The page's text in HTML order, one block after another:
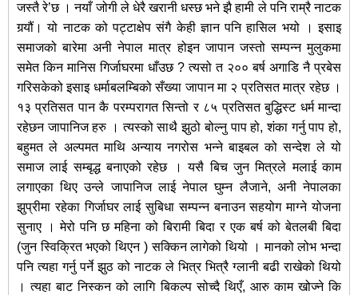
जस्तै रे’छ । नयाँ जोगी ले धेरै खरानी धस्छ भने झै हामी ले पनि राम्रै नाटक
गर्‍यौं। यो नाटक को पट्टाक्षेप संगै केही ज्ञान पनि हासिल भयो । इसाइ
समाजको बारेमा अनी नेपाल मात्र होइन जापान जस्तो सम्पन्न मुलुकमा
समेत किन मानिस गिर्जाघरमा धाँउछ ? त्यसो त २०० बर्ष अगाडि नै प्रबेस
गरिसकेको इसाइ धर्माबलम्बिको सँख्या जापान मा २ प्रतिसत मात्र रहेछ ।
१३ प्रतिसत पान कै परम्परागत सिन्तो र ८५ प्रतिसत बुद्धिस्ट धर्म मान्दा
रहेछन जापानिज हरु । त्यस्को साथै झुठो बोल्नु पाप हो, शंका गर्नु पाप हो,
बहुमत ले अल्पमत माथि अन्याय नगरोस भन्ने बाइबल को सन्देश ले यो
समाज लाई सम्बृद्ध बनाएको रहेछ । यसै बिच जुन मित्रले मलाई काम
लगाएका थिए उन्ले जापानिज लाई नेपाल घुम्न लैजाने, अनी नेपालका
झुप्रीमा रहेका गिर्जाघर लाई सुबिधा सम्पन्न बनाउन सहयोग माग्ने योजना
सुनाए । मेरो पनि छ महिना को बिरामी बिदा र एक बर्ष को बेतलबी बिदा
(जुन स्विक्रित भएको थिएन ) सक्किन लागेको थियो । मानको लोभ भन्दा
पनि त्यहा गर्नु पर्ने झुठ को नाटक ले भित्र भित्रै ग्लानी बढी राखेको थियो
। त्यहा बाट निस्कन को लागि बिकल्प सोच्दै थिएँ, आरु काम खोज्ने कि